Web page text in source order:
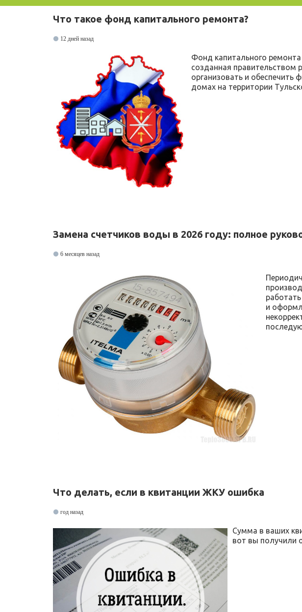
Что такое фонд капитального ремонта?
12 дней назад
Фонд капитального
созданная правительством
организовать и обеспечить
домах на территории
Замена счетчиков воды в 2026 году: полное
6 месяцев назад
и
Что делать, если в квитанции ЖКУ ошибка
год назад
Cумма в ваших
вот вы получили